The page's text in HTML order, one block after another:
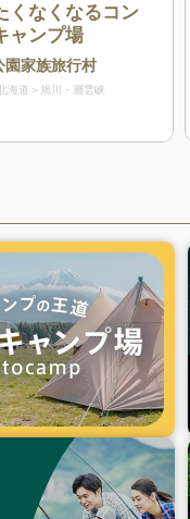
くなくなるコン
ャンプ場
園家族旅行村
北海道 旭川・層雲峡